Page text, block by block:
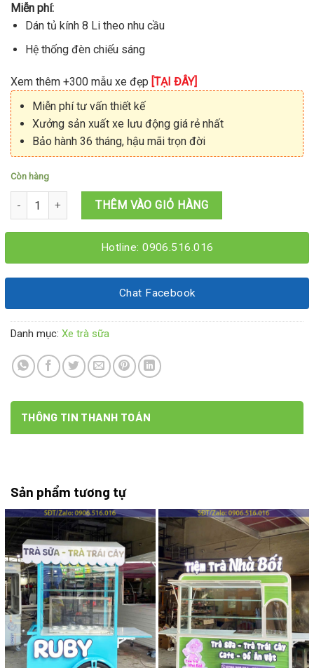
Miễn phí:
Dán tủ kính 8 Li theo nhu cầu
Hệ thống đèn chiếu sáng
Xem thêm +300 mẫu xe đẹp [TẠI ĐÂY]
Miễn phí tư vấn thiết kế
Xưởng sản xuất xe lưu động giá rẻ nhất
Bảo hành 36 tháng, hậu mãi trọn đời
Còn hàng
Xe trà sữa 1M4x60x2M số lượngTHÊM VÀO GIỎ HÀNG
Hotline: 0906.516.016
Chat Facebook
Danh mục: Xe trà sữa
THÔNG TIN THANH TOÁN
Sản phẩm tương tự